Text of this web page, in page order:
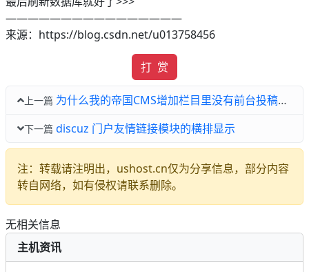
————————————————
来源：https://blog.csdn.net/u013758456
打 赏
上一篇 为什么我的帝国CMS增加栏目里没有前台投稿选项?
下一篇 discuz 门户友情链接模块的横排显示
注：转载请注明出，ushost.cn仅为分享信息，部分内容
转自网络，如有侵权请联系删除。
无相关信息
主机资讯